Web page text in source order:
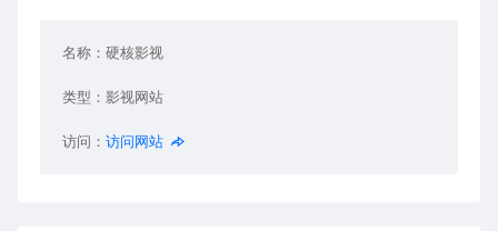
名称： 硬核影视
类型： 影视网站
访问： 访问网站